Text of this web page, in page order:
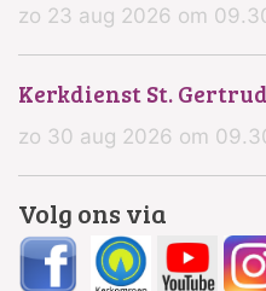
zo 23 aug 2026 om
Kerkdienst St.
zo 30 aug 2026 om
Volg ons via